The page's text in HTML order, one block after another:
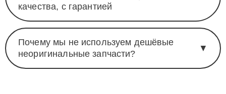
качества, с гарантией
Почему мы не используем дешёвые
неоригинальные запчасти?
▼